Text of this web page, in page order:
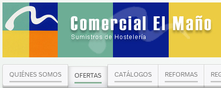
QUIÉNES SOMOS OFERTAS CATÁLOGOS REFORMAS